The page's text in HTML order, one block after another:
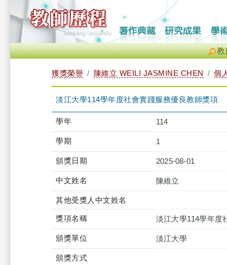
教
獲獎榮譽 陳維立 WEILI JASMINE CHEN 個
淡江大學114學年度社會實踐服務優良教師獎項
學年 114
學期 1
頒獎日期 2025-08-01
中文姓名 陳維立
其他受獎人中文姓名
獎項名稱 淡江大學114學年度
頒獎單位 淡江大學
頒獎方式